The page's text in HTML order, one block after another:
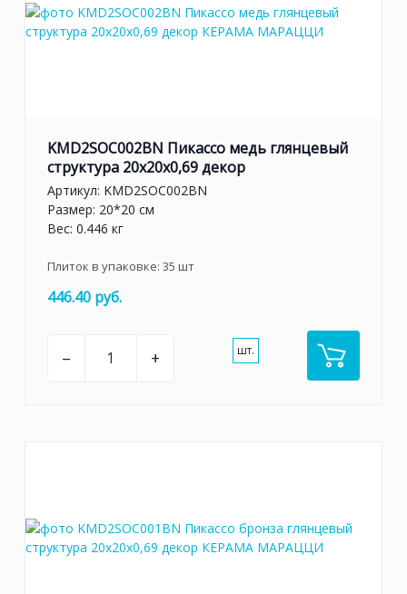
KMD2SOC002BN Пикассо медь глянцевый
структура 20x20x0,69 декор
Артикул: KMD2SOC002BN
Размер: 20*20 см
Вес: 0.446 кг
Плиток в упаковке: 35 шт
446.40 руб.
– + шт.